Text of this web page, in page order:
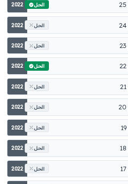
2022 الحل
2022 الحل
2022 الحل
2022 الحل
2022 الحل
2022 الحل
2022 الحل
2022 الحل
2022 الحل